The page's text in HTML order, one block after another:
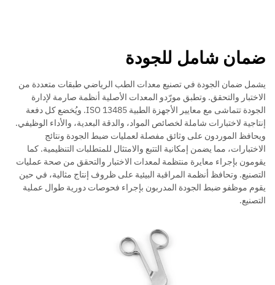
ضمان شامل للجودة
يشمل ضمان الجودة في تصنيع معدات الطب الرياضي طبقات متعددة من
الاختبار والتحقق. وتطبق مورّدو المعدات الأصلية أنظمة صارمة لإدارة
الجودة تتماشى مع معايير الأجهزة الطبية ISO 13485. ويُخضع كل دفعة
إنتاجية لاختبارات شاملة لخصائص المواد، والدقة البعدية، والأداء الوظيفي.
ويحافظ الموردون على وثائق مفصلة لعمليات ضبط الجودة ونتائج
الاختبارات، مما يضمن إمكانية التتبع والامتثال للمتطلبات التنظيمية. كما
يقومون بإجراء معايرة منتظمة لمعدات الاختبار والتحقق من صحة عمليات
التصنيع. وتحافظ أنظمة المراقبة البيئية على ظروف إنتاج مثالية، في حين
يقوم موظفو ضبط الجودة المدربون بإجراء فحوصات دورية طوال عملية
التصنيع.